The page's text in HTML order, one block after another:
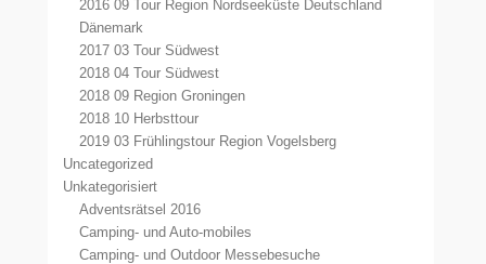
2016 09 Tour Region Nordseeküste Deutschland
Dänemark
2017 03 Tour Südwest
2018 04 Tour Südwest
2018 09 Region Groningen
2018 10 Herbsttour
2019 03 Frühlingstour Region Vogelsberg
Uncategorized
Unkategorisiert
Adventsrätsel 2016
Camping- und Auto-mobiles
Camping- und Outdoor Messebesuche